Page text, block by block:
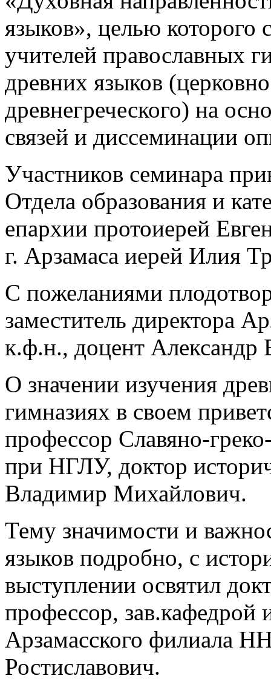
языков», целью
учителей православных
древних языков
древнегреческого) на
связей и диссеминации
Участников семинара
Отдела образования и
епархии протоиерей
г. Арзамаса иерей Илия
С пожеланиями
заместитель директора
к.ф.н., доцент Александр
О значении изучения
гимназиях в своем
профессор Славяно-
при НГЛУ, доктор
Владимир Михайлович.
Тему значимости и
языков подробно, с
выступлении освятил
профессор, зав.кафедрой
Арзамасского филиала
Ростиславович.